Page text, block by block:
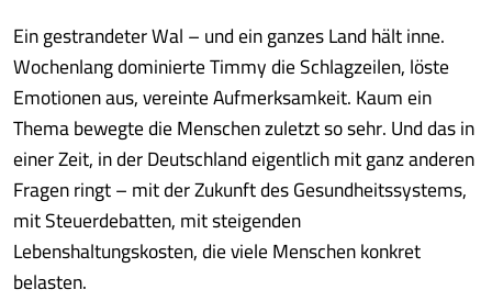
Ein gestrandeter Wal – und ein ganzes Land hält inne.
Wochenlang dominierte Timmy die Schlagzeilen, löste
Emotionen aus, vereinte Aufmerksamkeit. Kaum ein
Thema bewegte die Menschen zuletzt so sehr. Und das in
einer Zeit, in der Deutschland eigentlich mit ganz anderen
Fragen ringt – mit der Zukunft des Gesundheitssystems,
mit Steuerdebatten, mit steigenden
Lebenshaltungskosten, die viele Menschen konkret
belasten.